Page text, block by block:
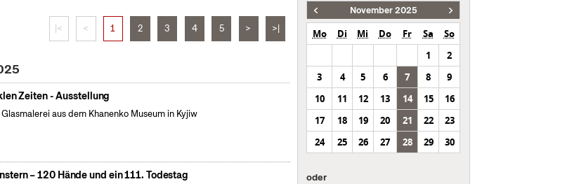
|< < 1 2 3 4 5 > >|
Zeiten - Ausstellung
aus dem Khanenko Museum in Kyjiw
– 120 Hände und ein 111. Todestag
November 2025
Mo Di Mi Do Fr Sa
So
1
2
3
4 5 6 7 8
9
10
11 12 13 14 15
16
17
18 19 20 21 22
23
24
25 26 27 28 29 30
oder